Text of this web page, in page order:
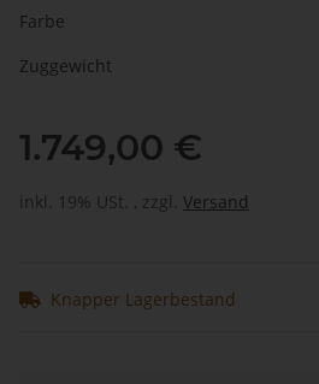
Farbe
Zuggewicht
1.749,00 €
inkl. 19% USt. , zzgl. Versand
Knapper Lagerbestand